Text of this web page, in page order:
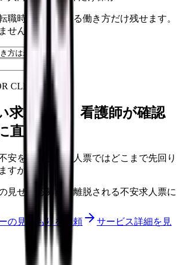
職時期と気になる働き方だけ残せます。
せん。
保存
CLINICS
求人票を、看護師が確認
直せます
安を、自院の求人票ではどこまで先回り
すか？
見せ方 応募前に離脱される不安求人票に
の見積もりを依頼
サービス詳細を見